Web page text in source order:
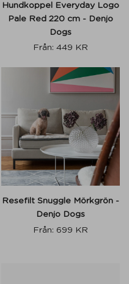
Hundkoppel Everyday Logo
Pale Red 220 cm - Denjo
Dogs
Från: 449 KR
Resefilt Snuggle Mörkgrön -
Denjo Dogs
Från: 699 KR